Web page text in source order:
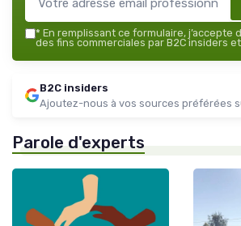
* En remplissant ce formulaire, j’accepte
des fins commerciales par B2C insiders
B2C insiders
Ajoutez-nous à vos sources préférées
Parole d'experts